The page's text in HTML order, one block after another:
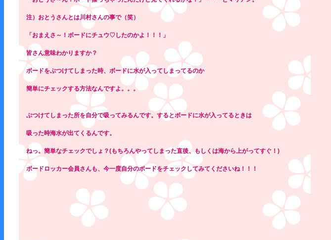
注）おとうさんとは川村さんの事で（笑）
「おまえさ～！ボードにチュウ♡したのかよ！！！」
皆さん意味わかりますか？
ボードをぶつけてしまった時、ボードに水が入ってしまってるのか
簡単にチェックする方法なんですよ。。。
ぶつけてしまった所を自分で吸ってみるんです。するとボードに水が入ってるときは
吸った時海水が出てくるんです。
ねっ。簡単なチェックでしょ？(もちろんやってしまった直後、もしくは海から上がってすぐ！)
ボードロッカー会員さんも、今一度自分のボードをチェックしてみてくださいね！！！